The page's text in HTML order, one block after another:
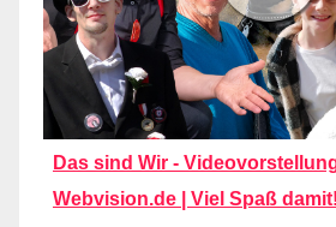
Das sind Wir -
Webvision.de | Viel Spaß damit!